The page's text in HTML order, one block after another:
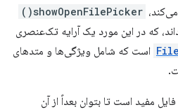
showOpenFilePicker()
که در این مورد یک آرایه تک‌عنصری
است که شامل ویژگی‌ها و متدهای
مفید است تا بتوان بعداً از آن